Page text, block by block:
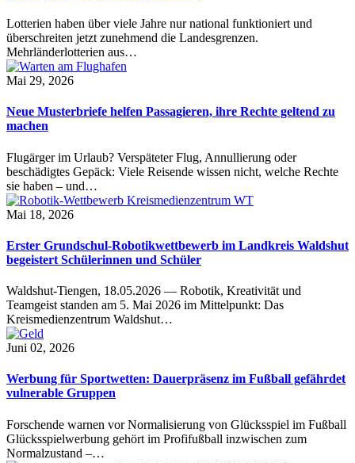
Lotterien haben über viele Jahre nur national funktioniert und
überschreiten jetzt zunehmend die Landesgrenzen.
Mehrländerlotterien aus…
Mai 29, 2026
Neue Musterbriefe helfen Passagieren, ihre Rechte geltend zu
machen
Flugärger im Urlaub? Verspäteter Flug, Annullierung oder
beschädigtes Gepäck: Viele Reisende wissen nicht, welche Rechte
sie haben – und…
Mai 18, 2026
Erster Grundschul-Robotikwettbewerb im Landkreis Waldshut
begeistert Schülerinnen und Schüler
Waldshut-Tiengen, 18.05.2026 — Robotik, Kreativität und
Teamgeist standen am 5. Mai 2026 im Mittelpunkt: Das
Kreismedienzentrum Waldshut…
Juni 02, 2026
Werbung für Sportwetten: Dauerpräsenz im Fußball gefährdet
vulnerable Gruppen
Forschende warnen vor Normalisierung von Glücksspiel im Fußball
Glücksspielwerbung gehört im Profifußball inzwischen zum
Normalzustand –…